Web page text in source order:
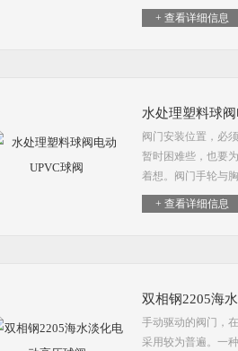
是进口的价格均不
配置空压站等气源
+ 查看详细信息
水处理塑料球
阀门安装位置，必
暂时困难些，也要
着想。阀门手轮与
地坪1.2米），这样
水处理塑料球阀电动
+ 查看详细信息
双相钢2205海
阀
手动驱动的阀门，
采用较为普遍。一